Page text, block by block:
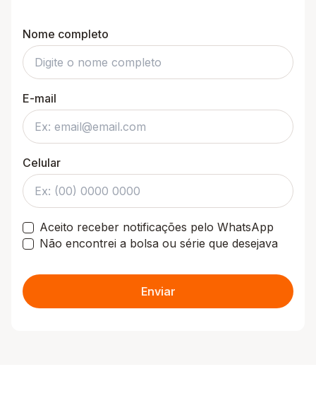
Nome completo
E-mail
Celular
Aceito receber notificações pelo WhatsApp
Não encontrei a bolsa ou série que desejava
Enviar